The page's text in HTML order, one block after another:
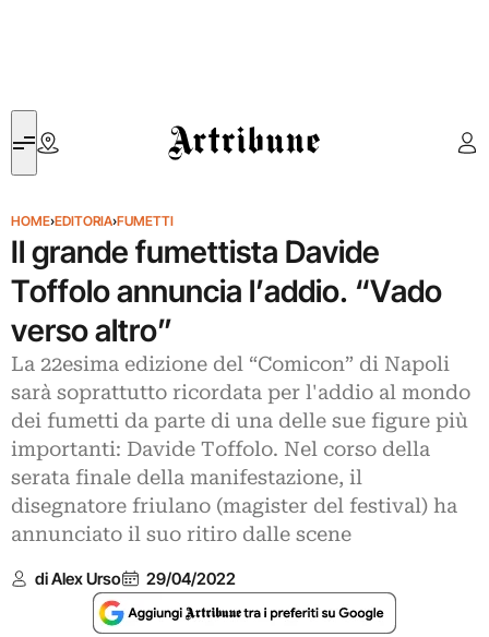
Artribune
HOME›EDITORIA›FUMETTI
Il grande fumettista Davide
Toffolo annuncia l’addio. “Vado
verso altro”
La 22esima edizione del “Comicon” di Napoli
sarà soprattutto ricordata per l'addio al mondo
dei fumetti da parte di una delle sue figure più
importanti: Davide Toffolo. Nel corso della
serata finale della manifestazione, il
disegnatore friulano (magister del festival) ha
annunciato il suo ritiro dalle scene
di Alex Urso 29/04/2022